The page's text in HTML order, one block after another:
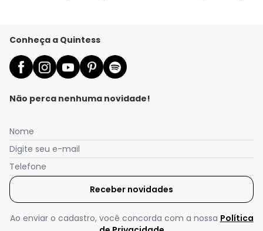
Conheça a Quintess
Não perca nenhuma novidade!
Nome
Digite seu e-mail
Telefone
Receber novidades
Ao enviar o cadastro, você concorda com a nossa Política
Nós utilizamos cookies e tecnologias similares para melhorar sua
experiência de compra, incluindo conteúdo relevante e
publicidade personalizada. Ao continuar navegando, entendemos
que você está ciente e concorda com a nossa Política de